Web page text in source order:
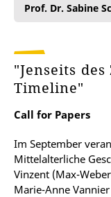
Prof. Dr. Sabine
"Jenseits
Timeline"
Call for Papers
Im September
Mittelalterliche
Vinzent (Max-
Marie-Anne